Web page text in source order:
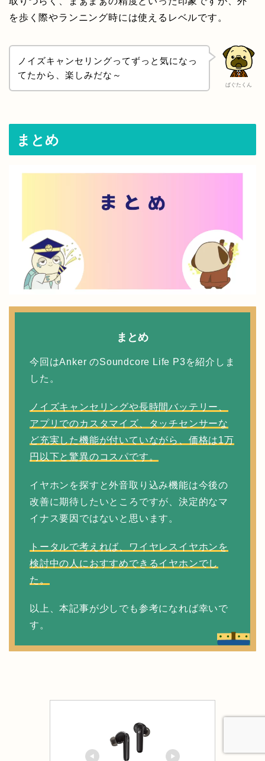
を歩く際やランニング時には使えるレベルです。
ぱぐたくん
ノイズキャンセリングってずっと気になっ
てたから、楽しみだな～
まとめ
まとめ
今回はAnker のSoundcore Life P3を紹介しま
した。
ノイズキャンセリングや長時間バッテリー、
アプリでのカスタマイズ、タッチセンサーな
ど充実した機能が付いていながら、価格は1万
円以下と驚異のコスパです。
イヤホンを探すと外音取り込み機能は今後の
改善に期待したいところですが、決定的なマ
イナス要因ではないと思います。
トータルで考えれば、ワイヤレスイヤホンを
検討中の人におすすめできるイヤホンでし
た。
以上、本記事が少しでも参考になれば幸いで
す。